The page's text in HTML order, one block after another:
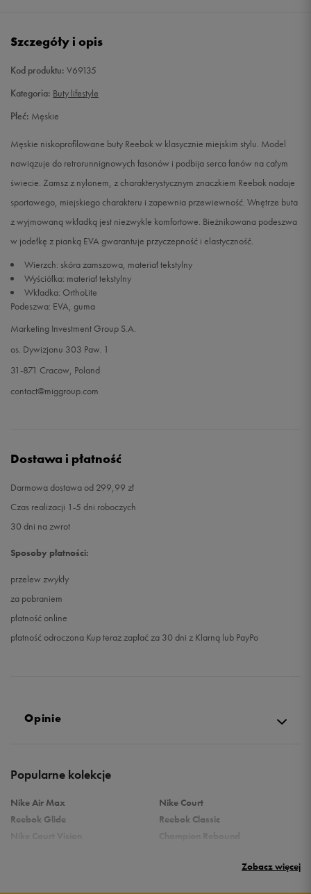
42,5 27,5 cm
44 28,5 cm Powiadom o dostępności
29 cm
45,5 30 cm
47 31 cm
Szczegóły i opis
Kod produktu: V69135
Kategoria: Buty lifestyle
Płeć: Męskie
Męskie niskoprofilowane buty Reebok w klasycznie miejskim stylu. Model
nawiązuje do retrorunnignowych fasonów i podbija serca fanów na całym
świecie. Zamsz z nylonem, z charakterystycznym znaczkiem Reebok nadaje
sportowego, miejskiego charakteru i zapewnia przewiewność. Wnętrze buta
z wyjmowaną wkładką jest niezwykle komfortowe. Bieżnikowana podeszwa
w jodełkę z pianką EVA gwarantuje przyczepność i elastyczność.
Wierzch: skóra zamszowa, materiał tekstylny
Wyściółka: materiał tekstylny
Wkładka: OrthoLite
Podeszwa: EVA, guma
Marketing Investment Group S.A.
os. Dywizjonu 303 Paw. 1
31-871 Cracow, Poland
contact@miggroup.com
Dostawa i płatność
Darmowa dostawa od 299,99 zł
Czas realizacji 1-5 dni roboczych
30 dni na zwrot
Sposoby płatności:
przelew zwykły
za pobraniem
płatność online
płatność odroczona Kup teraz zapłać za 30 dni z Klarną lub PayPo
Opinie
Popularne kolekcje
Nike Air Max
Nike Court
Reebok Glide
Reebok Classic
Zobacz więcej